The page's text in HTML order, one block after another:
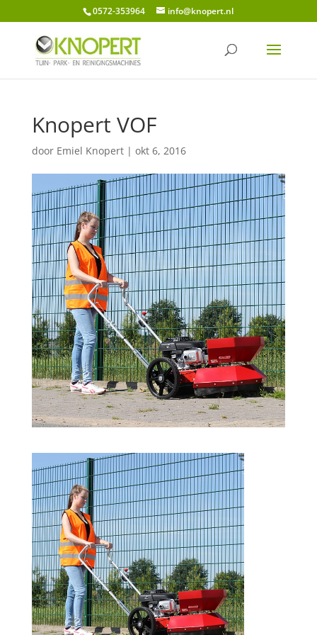
0572-353964 info@knopert.nl
Knopert VOF
door Emiel Knopert| okt 6, 2016